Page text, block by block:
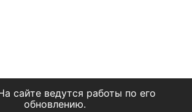
сайте ведутся работы по его
обновлению.